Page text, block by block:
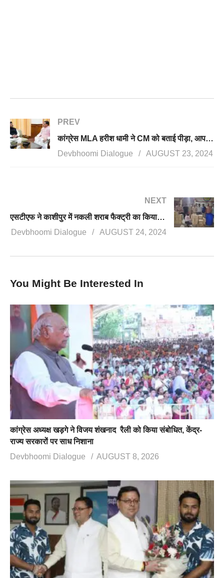
PREV
कांग्रेस MLA हरीश धामी ने CM को बताई पीड़ा, आपदा पर चर्चा न होने से कांग्रेस के प्रति जताई नाराजगी
Devbhoomi Dialogue
AUGUST 23, 2024
NEXT
एसटीएफ ने काशीपुर में नकली शराब फैक्ट्री का किया भंडाफोड़, 25 पेटी नकली शराब बरामद, एक माफिया गिरफ्तार
Devbhoomi Dialogue
AUGUST 24, 2024
You Might Be Interested In
कांग्रेस अध्यक्ष खड़गे ने विजय शंखनाद रैली को किया संबोधित, केंद्र-
राज्य सरकारों पर साध निशाना
Devbhoomi Dialogue
AUGUST 8, 2026